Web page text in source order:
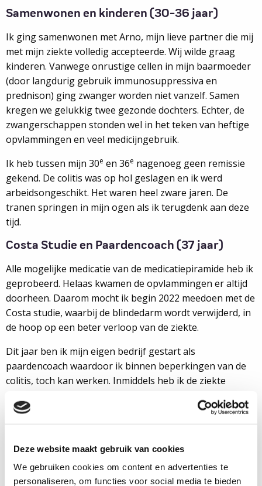
Deze website maakt gebruik van cookies
We gebruiken cookies om content en advertenties te
personaliseren, om functies voor social media te bieden
Samenwonen en kinderen (30-36 jaar)
Ik ging samenwonen met Arno, mijn lieve partner die mij
met mijn ziekte volledig accepteerde. Wij wilde graag
kinderen. Vanwege onrustige cellen in mijn baarmoeder
(door langdurig gebruik immunosuppressiva en
prednison) ging zwanger worden niet vanzelf. Samen
kregen we gelukkig twee gezonde dochters. Echter, de
zwangerschappen stonden wel in het teken van heftige
opvlammingen en veel medicijngebruik.
Ik heb tussen mijn 30e en 36e nagenoeg geen remissie
gekend. De colitis was op hol geslagen en ik werd
arbeidsongeschikt. Het waren heel zware jaren. De
tranen springen in mijn ogen als ik terugdenk aan deze
tijd.
Costa Studie en Paardencoach (37 jaar)
Alle mogelijke medicatie van de medicatiepiramide heb ik
geprobeerd. Helaas kwamen de opvlammingen er altijd
doorheen. Daarom mocht ik begin 2022 meedoen met de
Costa studie, waarbij de blindedarm wordt verwijderd, in
de hoop op een beter verloop van de ziekte.
Dit jaar ben ik mijn eigen bedrijf gestart als
paardencoach waardoor ik binnen beperkingen van de
colitis, toch kan werken. Inmiddels heb ik de ziekte
aanwezig zal zijn. We zien wel hoe het verdere verloop
zal zijn. Ik hoop van harte wat milder.
Mariëlle (36)